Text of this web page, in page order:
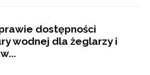
dostępności
wodnej dla żeglarzy i